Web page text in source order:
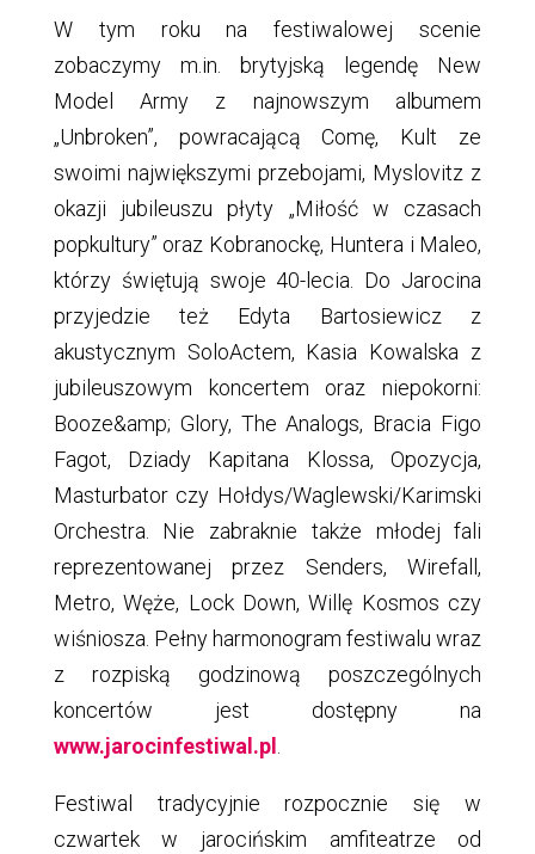
W tym roku na festiwalowej scenie
zobaczymy m.in. brytyjską legendę New
Model Army z najnowszym albumem
„Unbroken”, powracającą Comę, Kult ze
swoimi największymi przebojami, Myslovitz z
okazji jubileuszu płyty „Miłość w czasach
popkultury” oraz Kobranockę, Huntera i Maleo,
którzy świętują swoje 40-lecia. Do Jarocina
przyjedzie też Edyta Bartosiewicz z
akustycznym SoloActem, Kasia Kowalska z
jubileuszowym koncertem oraz niepokorni:
Booze&amp; Glory, The Analogs, Bracia Figo
Fagot, Dziady Kapitana Klossa, Opozycja,
Masturbator czy Hołdys/Waglewski/Karimski
Orchestra. Nie zabraknie także młodej fali
reprezentowanej przez Senders, Wirefall,
Metro, Węże, Lock Down, Willę Kosmos czy
wiśniosza. Pełny harmonogram festiwalu wraz
z rozpiską godzinową poszczególnych
koncertów jest dostępny na
www.jarocinfestiwal.pl
Festiwal tradycyjnie rozpocznie się w
czwartek w jarocińskim amfiteatrze od